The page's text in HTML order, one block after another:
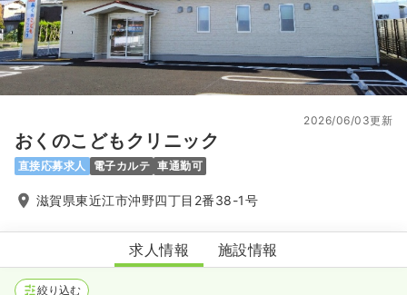
おくのこどもクリニック
2026/06/03更新
直接応募求人 電子カルテ 車通勤可
滋賀県東近江市沖野四丁目2番38-1号
おくのこどもクリニック
求人情報 施設情報
絞り込む